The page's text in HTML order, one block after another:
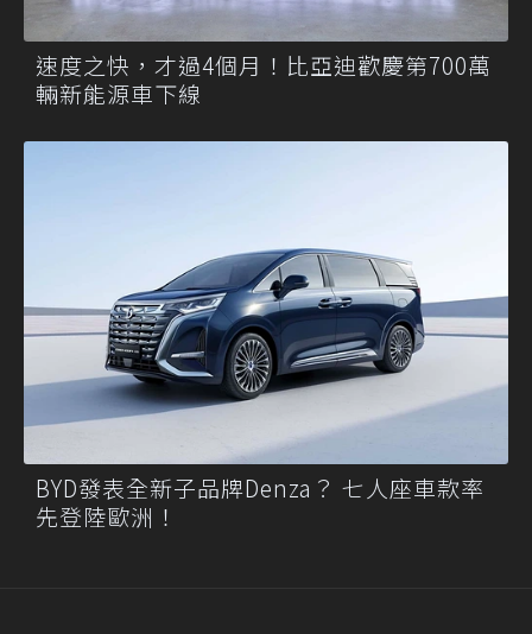
速度之快，才過4個月！比亞迪歡慶第700萬
輛新能源車下線
BYD發表全新子品牌Denza？ 七人座車款率
先登陸歐洲！